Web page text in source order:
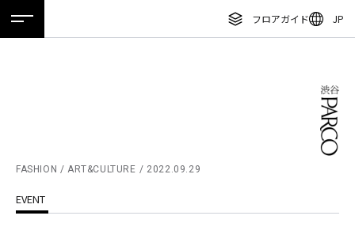
フロアガイド JP
ホーム 特集 ニュース イベント アクセス
ニュース
ENGLISH
ภาษาไทย
日本語
FASHION / ART&CULTURE 2022.09.29
EVENT